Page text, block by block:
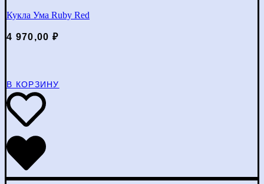
Кукла Ума Ruby Red
4 970,00 ₽
В КОРЗИНУ